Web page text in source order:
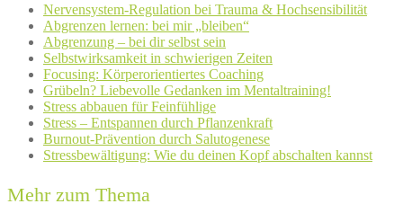
Nervensystem-Regulation bei Trauma & Hochsensibilität
Abgrenzen lernen: bei mir „bleiben“
Abgrenzung – bei dir selbst sein
Selbstwirksamkeit in schwierigen Zeiten
Focusing: Körperorientiertes Coaching
Grübeln? Liebevolle Gedanken im Mentaltraining!
Stress abbauen für Feinfühlige
Stress – Entspannen durch Pflanzenkraft
Burnout-Prävention durch Salutogenese
Stressbewältigung: Wie du deinen Kopf abschalten kannst
Mehr zum Thema